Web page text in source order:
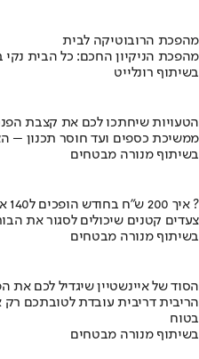
מהפכת הרובוטיקה לבית
מהפכת הניקיון החכם: כל הבית נקי
בשיתוף רונלייט
הטעויות שיחתכו לכם את קצבת
ממשיכת כספים ועד חוסר תכנון –
בשיתוף מנורה מבטחים
איך 200 ש"ח בחודש הופכים ל140 אלף ?
צעדים קטנים שיכולים לסגור את
בשיתוף מנורה מבטחים
הסוד של איינשטיין שיגדיל לכם את
הריבית דריבית עובדת לטובתכם
בטוח
בשיתוף מנורה מבטחים